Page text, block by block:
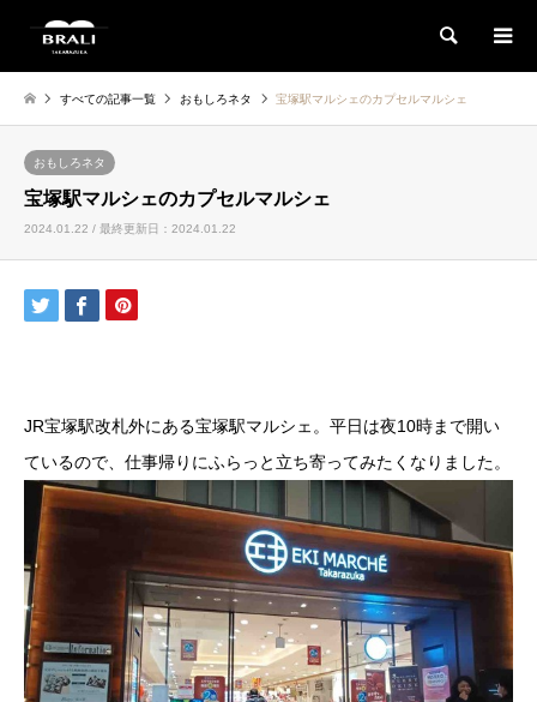
検索
すべての記事一覧 おもしろネタ 宝塚駅マルシェのカプセルマルシェ
おもしろネタ
宝塚駅マルシェのカプセルマルシェ
2024.01.22 / 最終更新日：2024.01.22
JR宝塚駅改札外にある宝塚駅マルシェ。平日は夜10時まで開い
ているので、仕事帰りにふらっと立ち寄ってみたくなりました。